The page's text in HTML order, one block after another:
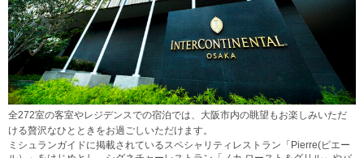
全272室の客室やレジデンスでの宿泊では、大阪市内の眺望もお楽しみいただ
ける贅沢なひとときをお過ごしいただけます。
ミシュランガイドに掲載されているスペシャリティレストラン「Pierre(ピエー